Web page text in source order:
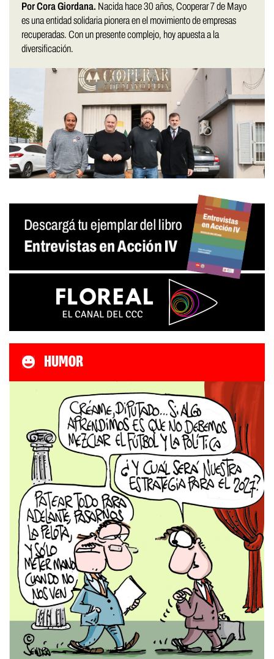
Por Cora Giordana. Nacida hace 30 años, Cooperar 7 de Mayo
es una entidad solidaria pionera en el movimiento de empresas
recuperadas. Con un presente complejo, hoy apuesta a la
diversificación.
HUMOR